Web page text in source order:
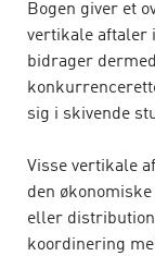
Bogen giver et
vertikale aftaler
bidrager
sig i skivende
Visse vertikale
den
eller
koordinering